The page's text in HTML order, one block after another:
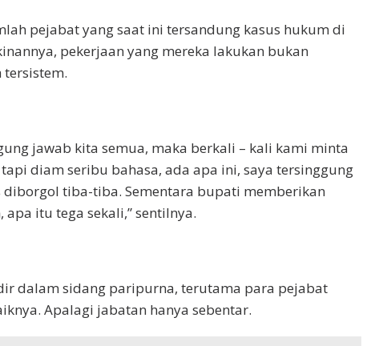
pejabat yang saat ini tersandung kasus hukum di
pekerjaan yang mereka lakukan bukan
jawab kita semua, maka berkali – kali kami minta
diam seribu bahasa, ada apa ini, saya tersinggung
tiba-tiba. Sementara bupati memberikan
itu tega sekali,” sentilnya.
dalam sidang paripurna, terutama para pejabat
Apalagi jabatan hanya sebentar.